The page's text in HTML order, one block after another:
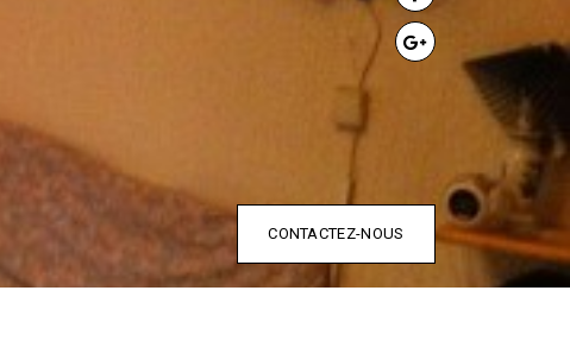
CONTACTEZ-NOUS